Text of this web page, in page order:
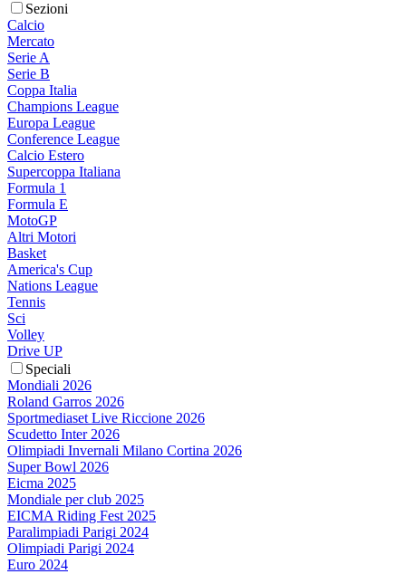
Sezioni
Calcio
Mercato
Serie A
Serie B
Coppa Italia
Champions League
Europa League
Conference League
Calcio Estero
Supercoppa Italiana
Formula 1
Formula E
MotoGP
Altri Motori
Basket
America's Cup
Nations League
Tennis
Sci
Volley
Drive UP
Speciali
Mondiali 2026
Roland Garros 2026
Sportmediaset Live Riccione 2026
Scudetto Inter 2026
Olimpiadi Invernali Milano Cortina 2026
Super Bowl 2026
Eicma 2025
Mondiale per club 2025
EICMA Riding Fest 2025
Paralimpiadi Parigi 2024
Olimpiadi Parigi 2024
Euro 2024